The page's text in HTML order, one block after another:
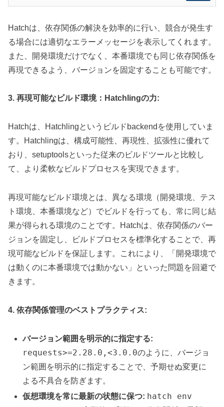
Hatchは、依存関係の解決を効率的に行い、競合が発生す
る場合には適切なエラーメッセージを表示してくれます。
また、開発環境だけでなく、本番環境でも同じ依存関係を
再現できるよう、バージョンを固定することも可能です。
3. 再現可能なビルド環境：Hatchlingの力:
Hatchは、Hatchlingというビルドbackendを使用していま
す。Hatchlingは、構成可能性、再現性、拡張性に優れて
おり、setuptoolsといった従来のビルドツールと比較し
て、より柔軟なビルドプロセスを実現できます。
再現可能なビルド環境とは、異なる環境（開発環境、テス
ト環境、本番環境など）でビルドを行っても、常に同じ結
果が得られる環境のことです。Hatchは、依存関係のバー
ジョンを固定し、ビルドプロセスを標準化することで、再
現可能なビルドを保証します。これにより、「開発環境で
は動くのに本番環境では動かない」といった問題を回避で
きます。
4. 依存関係管理のベストプラクティス:
バージョン範囲を明示的に指定する:
requests>=2.28.0,<3.0.0のように、バージョ
ン範囲を明示的に指定することで、予期せぬ変更に
よる不具合を防ぎます。
仮想環境を常に最新の状態に保つ: hatch env